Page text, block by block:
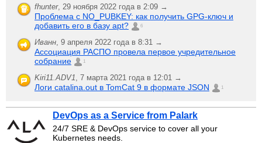
fhunter, 29 ноября 2022 года в 2:09 →
Проблема с NO_PUBKEY: как получить GPG-ключ и
добавить его в базу apt?
6
Иванн, 9 апреля 2022 года в 8:31 →
Ассоциация РАСПО провела первое учредительное
собрание
1
Kiri11.ADV1, 7 марта 2021 года в 12:01 →
Логи catalina.out в TomCat 9 в формате JSON 1
DevOps as a Service from Palark
24/7 SRE & DevOps service to cover all your
Kubernetes needs.